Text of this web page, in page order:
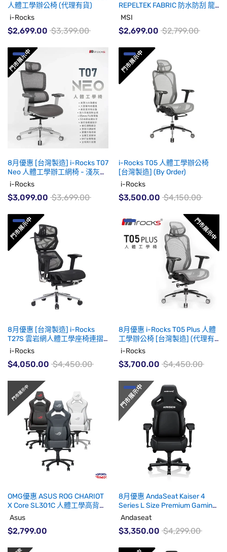
人體工學辦公椅 (代理有貨)
i-Rocks
$2,699.00 $3,399.00
REPELTEK FABRIC 防水防刮 龍
魂電競椅 (代理有貨)
MSI
$2,699.00 $2,799.00
8月優惠 [台灣製造] i-Rocks T07
Neo 人體工學辦工網椅 - 淺灰色
(代理有貨)
i-Rocks
$3,099.00 $3,699.00
i-Rocks T05 人體工學辦公椅
[台灣製造] (By Order)
i-Rocks
$3,500.00 $4,150.00
8月優惠 [台灣製造] i-Rocks
T27S 雲岩網人體工學座椅連摺
疊腿托 黑色(代理有貨)
i-Rocks
$4,050.00 $4,450.00
8月優惠 i-Rocks T05 Plus 人體
工學辦公椅 [台灣製造] (代理有
貨)
i-Rocks
$3,700.00 $4,450.00
OMG優惠 ASUS ROG CHARIOT
X Core SL301C 人體工學高背電
競椅 (門市有現貨)(代理有貨)
Asus
$2,799.00
8月優惠 AndaSeat Kaiser 4
Series L Size Premium Gaming
Chair (代理有貨)
Andaseat
$3,350.00 $4,299.00